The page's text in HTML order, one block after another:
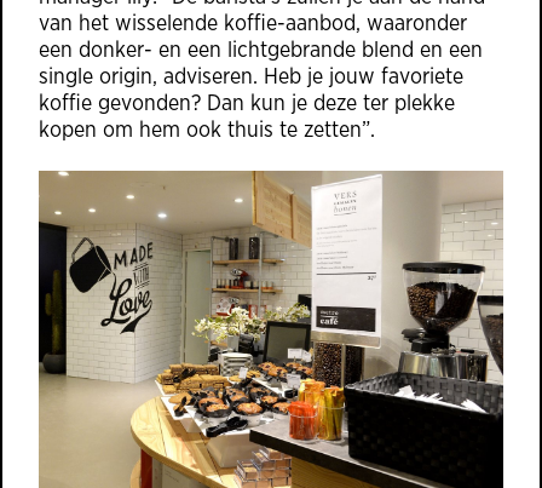
van het wisselende koffie-aanbod, waaronder
een donker- en een lichtgebrande blend en een
single origin, adviseren. Heb je jouw favoriete
koffie gevonden? Dan kun je deze ter plekke
kopen om hem ook thuis te zetten”.